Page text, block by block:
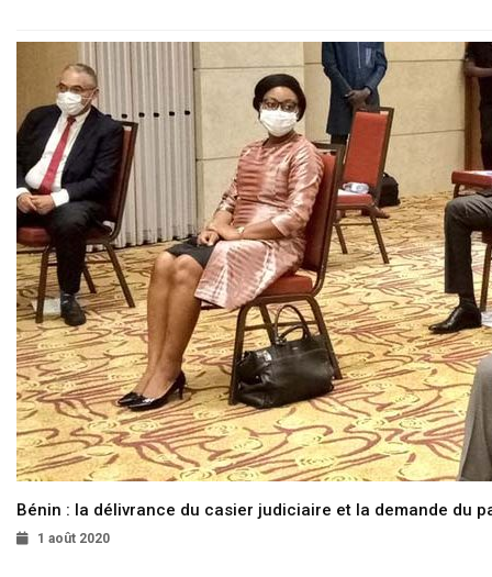
Bénin : la délivrance du casier judiciaire et la demande du
1 août 2020